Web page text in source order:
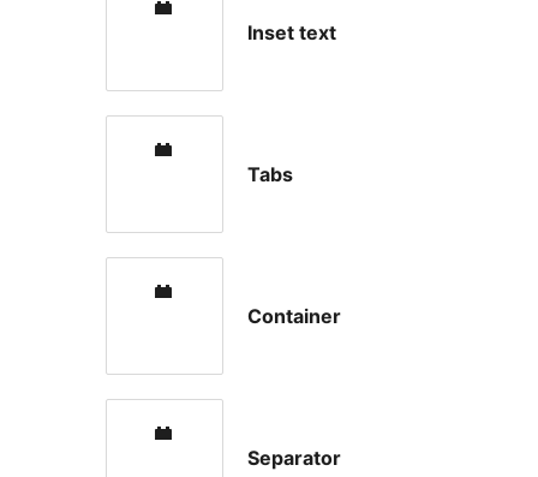
Inset text
Tabs
Container
Separator